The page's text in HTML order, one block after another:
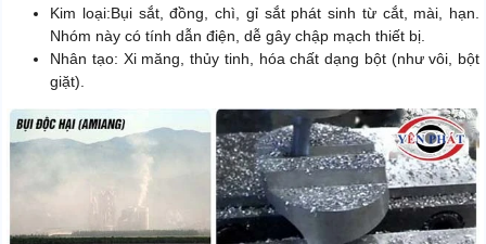
Kim loại:Bụi sắt, đồng, chì, gỉ sắt phát sinh từ cắt, mài, hạn.
Nhóm này có tính dẫn điện, dễ gây chập mạch thiết bị.
Nhân tạo: Xi măng, thủy tinh, hóa chất dạng bột (như vôi, bột
giặt).